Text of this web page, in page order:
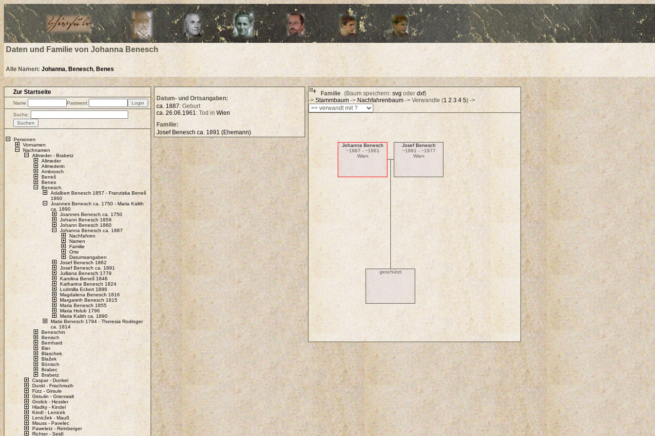
.
Daten und Familie von Johanna Benesch
Alle Namen: Johanna, Benesch, Benes
Zur Startseite
Name Passwort
Suche:
Personen
Vornamen
Nachnamen
Allmeder - Brabetz
Allmeder
Allmederin
Ambrosch
Beneš
Benes
Benesch
Adalbert Benesch 1857 - Franziska Beneš
1860
Joannes Benesch ca. 1750 - Maria Kalith
ca. 1890
Joannes Benesch ca. 1750
Johann Benesch 1859
Johann Benesch 1860
Johanna Benesch ca. 1887
Nachfahren
Namen
Familie
Orte
Datumsangaben
Josef Benesch 1862
Josef Benesch ca. 1891
Julliana Benesch 1779
Karolina Beneš 1846
Katharina Benesch 1824
Ludmilla Eckert 1896
Magdalena Benesch 1816
Margareth Benesch 1815
Maria Benesch 1855
Maria Holub 1796
Maria Kalith ca. 1890
Matis Benesch 1794 - Theresia Rodinger
ca. 1814
Beneschin
Benisch
Bernhard
Bier
Blaschek
Blažek
Bönisch
Brabec
Brabetz
Caspar - Dunkel
Dunkl - Frischmuth
Fütz - Girsule
Girsulin - Grienwalt
Grolick - Hessler
Hladky - Kindel
Kindl - Lenicek
Lenicžek - Mauß
Mauss - Pavelec
Paweletz - Reinberger
Richter - Seidl
Familie (Baum speichern: svg oder dxf)
-> Stammbaum -> Nachfahrenbaum -> Verwandte (1 2 3 4 5) ->
Josef Benesch
~1891 - ~1977
Wien
Johanna Benesch
~1887 - ~1961
Wien
geschützt
Datum- und Ortsangaben:
ca. 1887: Geburt
ca. 26.06.1961: Tod in Wien
Familie:
Josef Benesch ca. 1891 (Ehemann)